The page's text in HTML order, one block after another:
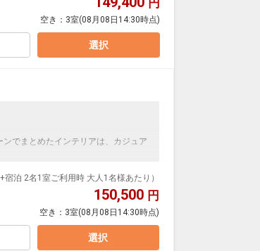
イナ⇔ロイヤルビューホテル美ら海
円
空き： 3室(08月08日14:30時点)
選択
でまとめたインテリアは、カジュア
イナ⇔ロイヤルビューホテル美ら海
ス料理 除外日：4/26～5/5、7/19～
+宿泊 2名1室ご利用時 大人1名様あたり）
150,500 円
空き： 3室(08月08日14:30時点)
選択